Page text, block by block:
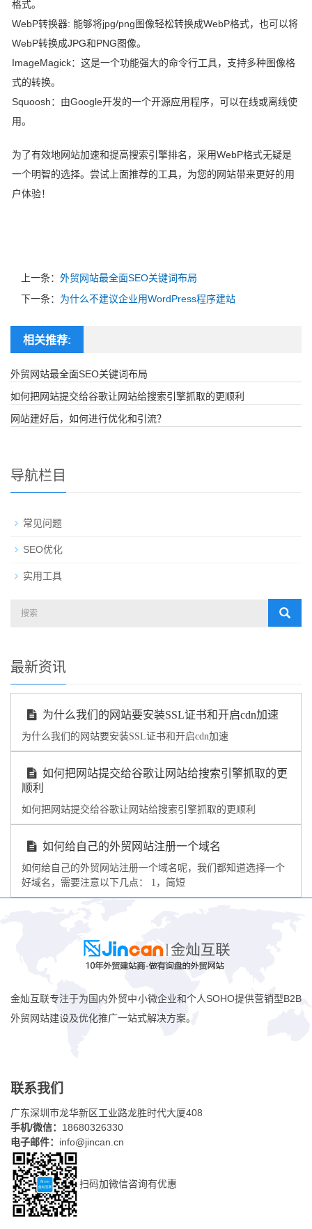
格式。
WebP转换器: 能够将jpg/png图像轻松转换成WebP格式，也可以将
WebP转换成JPG和PNG图像。
ImageMagick： 这是一个功能强大的命令行工具，支持多种图像格
式的转换。
Squoosh： 由Google开发的一个开源应用程序，可以在线或离线使
用。
为了有效地网站加速和提高搜索引擎排名 ，采用WebP格式无疑是
一个明智的选择。尝试上面推荐的工具，为您的网站带来更好的用
户体验！
上一条： 外贸网站最全面SEO关键词布局
下一条： 为什么不建议企业用WordPress程序建站
相关推荐:
外贸网站最全面SEO关键词布局
如何把网站提交给谷歌让网站给搜索引擎抓取的更顺利
网站建好后，如何进行优化和引流？
导航栏目
常见问题
SEO优化
实用工具
最新资讯
为什么我们的网站要安装SSL证书和开启cdn加速
为什么我们的网站要安装SSL证书和开启cdn加速
如何把网站提交给谷歌让网站给搜索引擎抓取的更
顺利
如何把网站提交给谷歌让网站给搜索引擎抓取的更顺利
如何给自己的外贸网站注册一个域名
如何给自己的外贸网站注册一个域名呢，我们都知道选择一个
好域名，需要注意以下几点： 1，简短
金灿互联专注于为国内外贸中小微企业和个人SOHO提供营销型B2B
外贸网站建设及优化推广一站式解决方案。
联系我们
广东深圳市龙华新区工业路龙胜时代大厦408
手机/微信： 18680326330
电子邮件： info@jincan.cn
扫码加微信咨询有优惠